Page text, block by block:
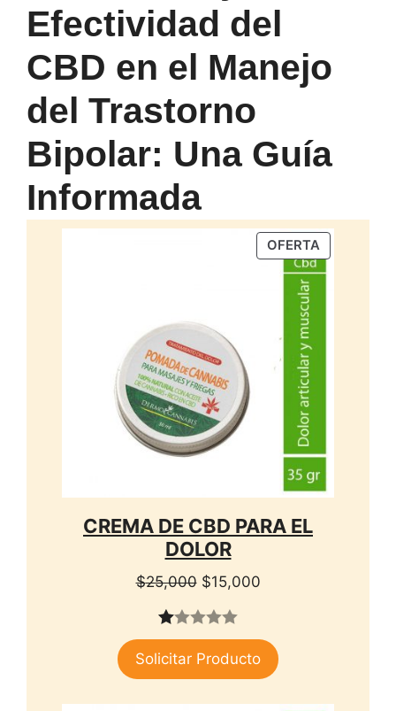
Efectividad del
CBD en el Manejo
del Trastorno
Bipolar: Una Guía
Informada
OFERTAPRODUCTO
EN
CREMA DE CBD PARA EL
DOLOR
$25,000 El
original
$25,000.
$15,000El
es:
$15,000.
1.
00
Solicitar Producto